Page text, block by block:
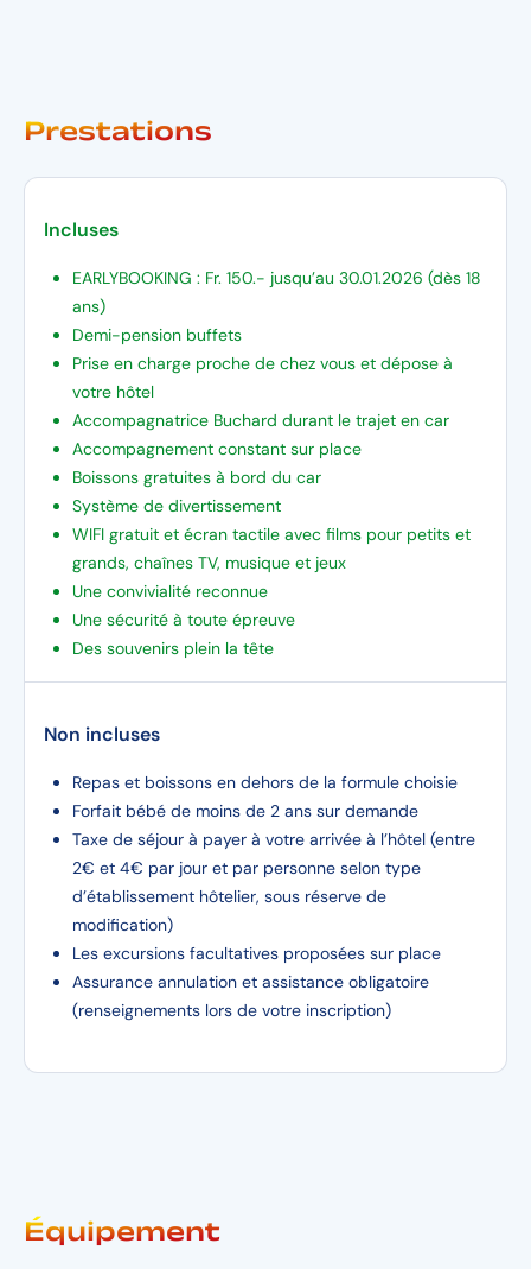
Prestations
Incluses
EARLYBOOKING : Fr. 150.- jusqu’au 30.01.2026 (dès 18
ans)
Demi-pension buffets
Prise en charge proche de chez vous et dépose à
votre hôtel
Accompagnatrice Buchard durant le trajet en car
Accompagnement constant sur place
Boissons gratuites à bord du car
Système de divertissement
WIFI gratuit et écran tactile avec films pour petits et
grands, chaînes TV, musique et jeux
Une convivialité reconnue
Une sécurité à toute épreuve
Des souvenirs plein la tête
Non incluses
Repas et boissons en dehors de la formule choisie
Forfait bébé de moins de 2 ans sur demande
Taxe de séjour à payer à votre arrivée à l’hôtel (entre
2€ et 4€ par jour et par personne selon type
d’établissement hôtelier, sous réserve de
modification)
Les excursions facultatives proposées sur place
Assurance annulation et assistance obligatoire
(renseignements lors de votre inscription)
Équipement